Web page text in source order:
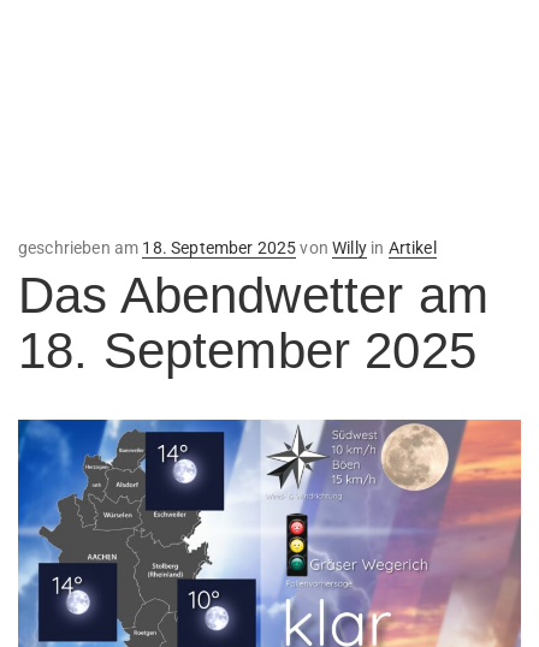
geschrieben am Veröffentlicht
am
18. September 2025vonWillyin Artikel
Das Abendwetter am
18. September 2025